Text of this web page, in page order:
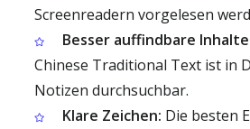
Screenreadern vorgelesen
Besser auffindbare
Chinese Traditional Text ist in
Notizen durchsuchbar.
Klare Zeichen: Die besten